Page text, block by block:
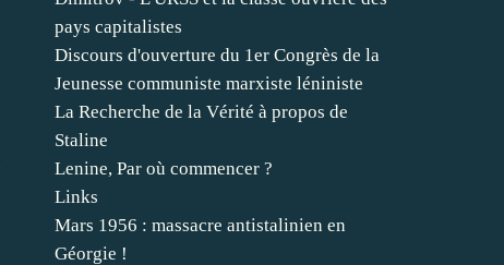
pays capitalistes
Discours d'ouverture du 1er Congrès de la
Jeunesse communiste marxiste léniniste
La Recherche de la Vérité à propos de
Staline
Lenine, Par où commencer ?
Links
Mars 1956 : massacre antistalinien en
Géorgie !